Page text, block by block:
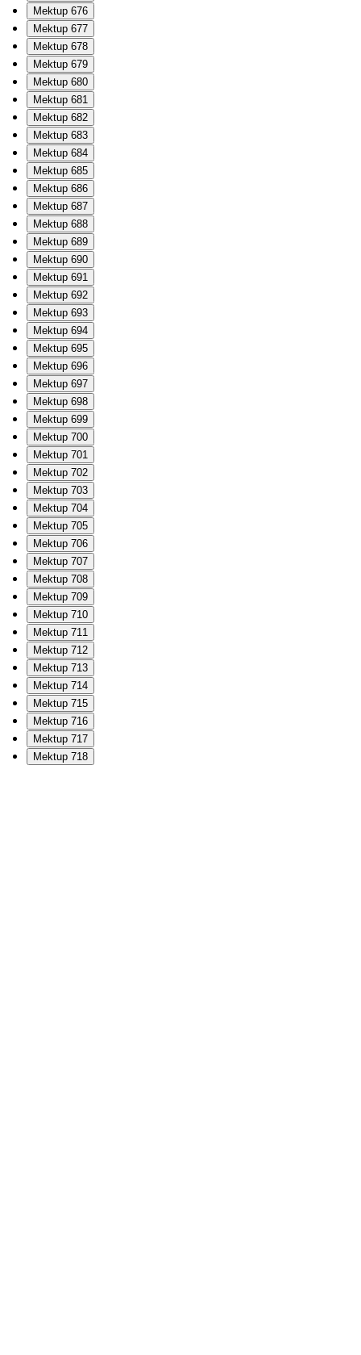
Mektup 676
Mektup 677
Mektup 678
Mektup 679
Mektup 680
Mektup 681
Mektup 682
Mektup 683
Mektup 684
Mektup 685
Mektup 686
Mektup 687
Mektup 688
Mektup 689
Mektup 690
Mektup 691
Mektup 692
Mektup 693
Mektup 694
Mektup 695
Mektup 696
Mektup 697
Mektup 698
Mektup 699
Mektup 700
Mektup 701
Mektup 702
Mektup 703
Mektup 704
Mektup 705
Mektup 706
Mektup 707
Mektup 708
Mektup 709
Mektup 710
Mektup 711
Mektup 712
Mektup 713
Mektup 714
Mektup 715
Mektup 716
Mektup 717
Mektup 718